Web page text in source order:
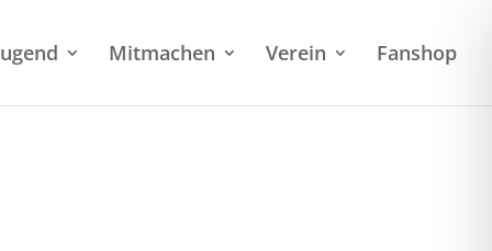
Mitmachen Verein Fanshop